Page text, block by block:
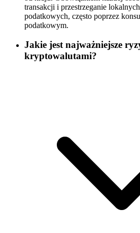
transakcji i przestrzeganie
podatkowych, często poprzez
podatkowym.
Jakie jest najważniejsze
kryptowalutami?